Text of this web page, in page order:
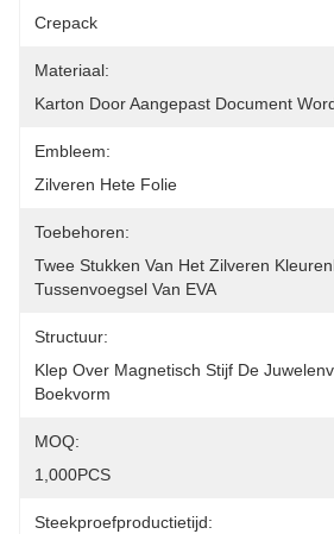
Crepack
Materiaal:
Karton Door Aangepast Document
Embleem:
Zilveren Hete Folie
Toebehoren:
Twee Stukken Van Het Zilveren
Tussenvoegsel Van EVA
Structuur:
Klep Over Magnetisch Stijf De
Boekvorm
MOQ:
1,000PCS
Steekproefproductietijd: